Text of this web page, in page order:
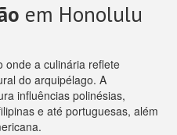
em Honolulu
onde a culinária reflete
do arquipélago. A
influências polinésias,
e até portuguesas, além